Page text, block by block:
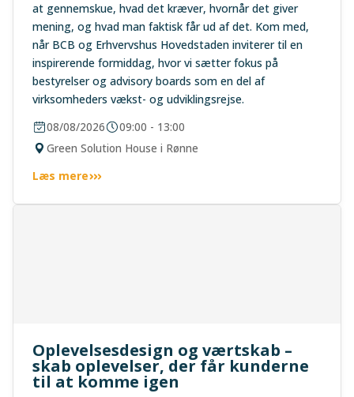
at gennemskue, hvad det kræver, hvornår det giver
mening, og hvad man faktisk får ud af det. Kom med,
når BCB og Erhvervshus Hovedstaden inviterer til en
inspirerende formiddag, hvor vi sætter fokus på
bestyrelser og advisory boards som en del af
virksomheders vækst- og udviklingsrejse.
08/08/2026
09:00 - 13:00
Green Solution House i Rønne
Læs mere
Oplevelsesdesign og værtskab –
skab oplevelser, der får kunderne
til at komme igen